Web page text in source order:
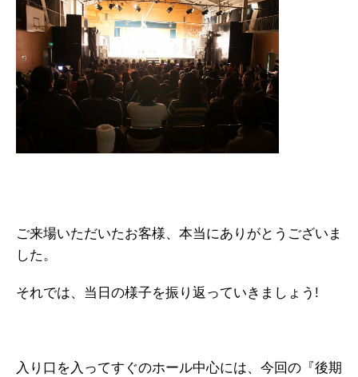
ご来場いただいたお客様、本当にありがとうございま
した。
それでは、当日の様子を振り返っていきましょう!
入り口を入ってすぐのホール中心には、今回の『後期